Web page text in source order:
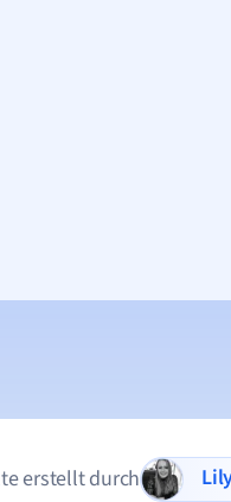
erstellt durch